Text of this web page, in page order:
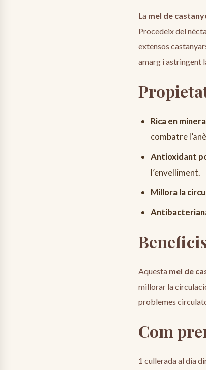
La mel de
Procedeix del
extensos
amarg i astringent
Rica en
combatre
Antioxidant
l’envelliment.
Millora la
Aquesta mel de
millorar la
problemes
Com
1 cullerada al dia